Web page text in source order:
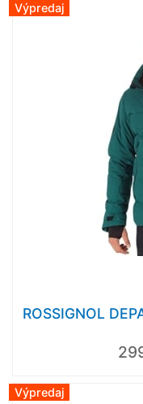
Výpredaj
ROSSIGNOL
Výpredaj